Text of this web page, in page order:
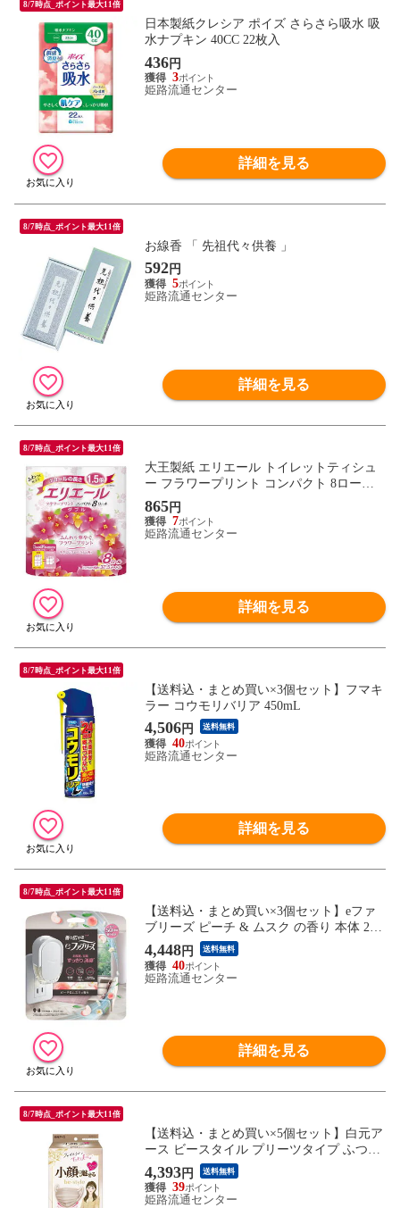
8/7時点_ポイント最大11倍
日本製紙クレシア ポイズ さらさら吸水 吸
水ナプキン 40CC 22枚入
436円
3
姫路流通センター
詳細を見る
8/7時点_ポイント最大11倍
お線香 「 先祖代々供養 」
592円
5
姫路流通センター
詳細を見る
8/7時点_ポイント最大11倍
大王製紙 エリエール トイレットティシュ
ー フラワープリント コンパクト 8ロール
入 ダブル トイレットペーパー
865円
7
姫路流通センター
詳細を見る
8/7時点_ポイント最大11倍
【送料込・まとめ買い×3個セット】フマキ
ラー コウモリバリア 450mL
4,506円 送料無料
40
姫路流通センター
詳細を見る
8/7時点_ポイント最大11倍
【送料込・まとめ買い×3個セット】eファ
ブリーズ ピーチ & ムスク の香り 本体 26m
4,448円 送料無料
40
姫路流通センター
詳細を見る
8/7時点_ポイント最大11倍
【送料込・まとめ買い×5個セット】白元ア
ース ビースタイル プリーツタイプ ふつう
サイズ ミルクティーベージュ 20枚入 不織
布フィルター
4,393円 送料無料
39
姫路流通センター